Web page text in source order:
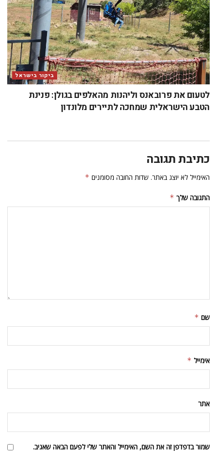
ביקור בישראל
לטעום את פרובאנס וליהנות מהאלפים בגולן: פנינת
הטבע הישראלית שמחכה לתיירים מלונדון
כתיבת תגובה
האימייל לא יוצג באתר. שדות החובה מסומנים *
התגובה שלך *
שם *
אימייל *
אתר
שמור בדפדפן זה את השם, האימייל והאתר שלי לפעם הבאה שאגיב.